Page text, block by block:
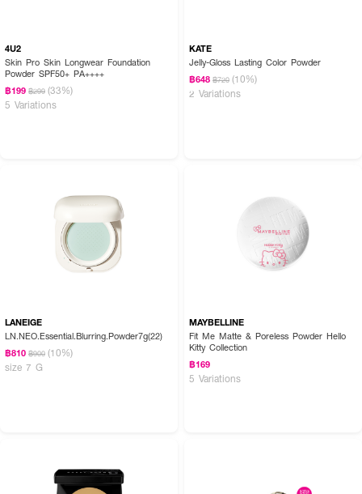
4U2
Skin Pro Skin Longwear Foundation
Powder SPF50+ PA++++
฿199 ฿299 (33%)
5 Variations
KATE
Jelly-Gloss Lasting Color Powder
฿648 ฿720 (10%)
2 Variations
LANEIGE
LN.NEO.Essential.Blurring.Powder7g(22)
฿810 ฿900 (10%)
size 7 G
MAYBELLINE
Fit Me Matte & Poreless Powder Hello
Kitty Collection
฿169
5 Variations